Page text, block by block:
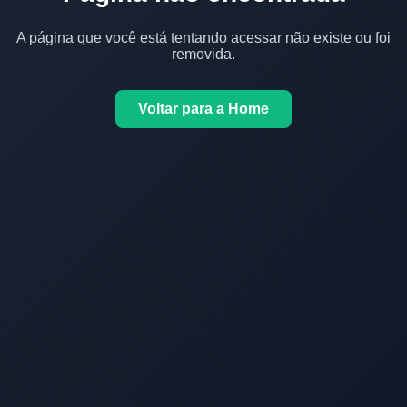
A página que você está tentando acessar não existe ou foi
removida.
Voltar para a Home